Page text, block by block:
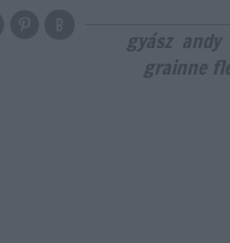
gyász andy
grainne